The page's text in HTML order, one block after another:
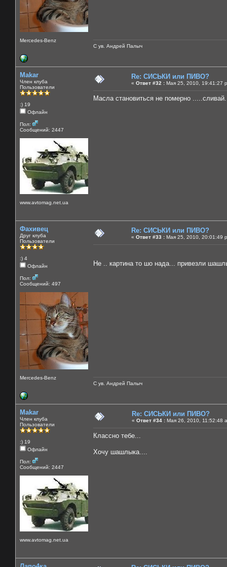
Mercedes-Benz
С ув. Андрей Палыч
Makar
Член клуба
Пользователи
:) 19
Офлайн
Пол:
Сообщений: 2447
www.avtomag.net.ua
Re: СИСЬКИ или ПИВО?
« Ответ #32 : Мая 25, 2010, 19:41:27
Масла становиться не померно
Фахивец
Друг клуба
Пользователи
:) 4
Офлайн
Пол:
Сообщений: 497
Mercedes-Benz
Re: СИСЬКИ или ПИВО?
« Ответ #33 : Мая 25, 2010, 20:01:49
Не .. картина то шо нада... привезли
С ув. Андрей Палыч
Makar
Член клуба
Пользователи
:) 19
Офлайн
Пол:
Сообщений: 2447
www.avtomag.net.ua
Re: СИСЬКИ или ПИВО?
« Ответ #34 : Мая 26, 2010, 11:52:48
Классно тебе...
Хочу шашлыка....